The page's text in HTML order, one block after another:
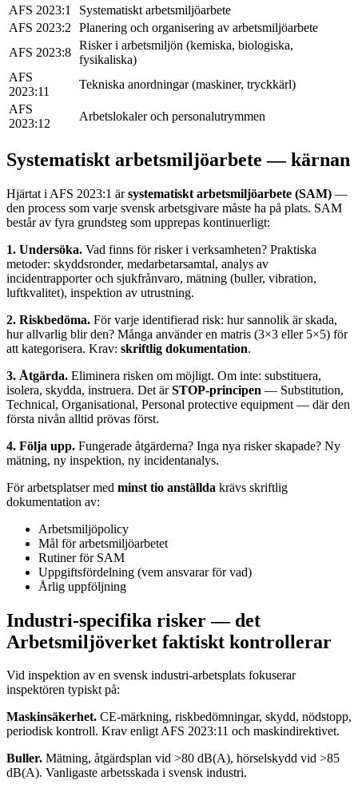
AFS 2023:1
Systematiskt arbetsmiljöarbete
AFS 2023:2
Planering och organisering av arbetsmiljöarbete
AFS 2023:8
Risker i arbetsmiljön (kemiska, biologiska,
fysikaliska)
AFS
2023:11
Tekniska anordningar (maskiner, tryckkärl)
AFS
2023:12
Arbetslokaler och personalutrymmen
Systematiskt arbetsmiljöarbete — kärnan
Hjärtat i AFS 2023:1 ärsystematiskt arbetsmiljöarbete (SAM) —
den process som varje svensk arbetsgivare måste ha på plats. SAM
består av fyra grundsteg som upprepas kontinuerligt:
1. Undersöka. Vad finns för risker i verksamheten? Praktiska
metoder: skyddsronder, medarbetarsamtal, analys av
incidentrapporter och sjukfrånvaro, mätning (buller, vibration,
luftkvalitet), inspektion av utrustning.
2. Riskbedöma. För varje identifierad risk: hur sannolik är skada,
hur allvarlig blir den? Många använder en matris (3×3 eller 5×5) för
att kategorisera. Krav: skriftlig dokumentation.
3. Åtgärda. Eliminera risken om möjligt. Om inte: substituera,
isolera, skydda, instruera. Det ärSTOP-principen — Substitution,
Technical, Organisational, Personal protective equipment — där den
första nivån alltid prövas först.
4. Följa upp. Fungerade åtgärderna? Inga nya risker skapade? Ny
mätning, ny inspektion, ny incidentanalys.
För arbetsplatser med minst tio anställda krävs skriftlig
dokumentation av:
Arbetsmiljöpolicy
Mål för arbetsmiljöarbetet
Rutiner för SAM
Uppgiftsfördelning (vem ansvarar för vad)
Årlig uppföljning
Industri-specifika risker — det
Arbetsmiljöverket faktiskt kontrollerar
Vid inspektion av en svensk industri-arbetsplats fokuserar
inspektören typiskt på:
Maskinsäkerhet. CE-märkning, riskbedömningar, skydd, nödstopp,
periodisk kontroll. Krav enligt AFS 2023:11 och maskindirektivet.
Buller. Mätning, åtgärdsplan vid >80 dB(A), hörselskydd vid >85
dB(A). Vanligaste arbetsskada i svensk industri.